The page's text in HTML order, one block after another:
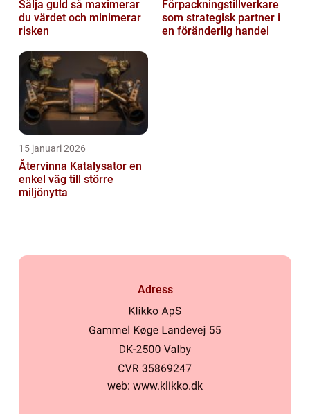
Sälja guld så maximerar
du värdet och minimerar
risken
Förpackningstillverkare
som strategisk partner i
en föränderlig handel
15 januari 2026
Återvinna Katalysator en
enkel väg till större
miljönytta
Adress
web: www.klikko.dk